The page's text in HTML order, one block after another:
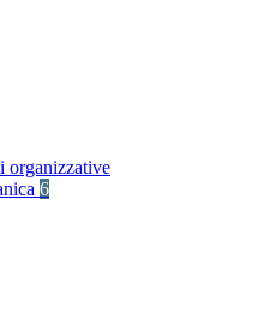
organizzative
6